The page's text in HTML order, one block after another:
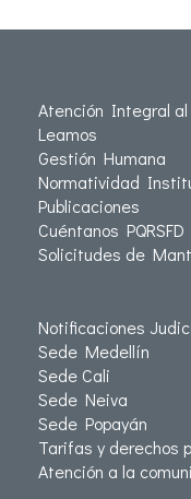
Atención Integral
Leamos
Gestión Humana
Normatividad
Publicaciones
Cuéntanos PQRSFD
Solicitudes de
Notificaciones
Sede Medellín
Sede Cali
Sede Neiva
Sede Popayán
Tarifas y derechos
Atención a la